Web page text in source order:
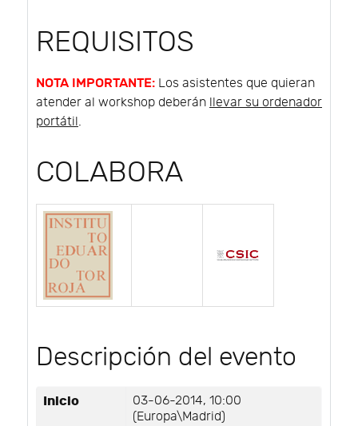
REQUISITOS
NOTA IMPORTANTE: Los asistentes que quieran
atender al workshop deberán llevar su ordenador
portátil.
COLABORA
Descripción del evento
Inicio
03-06-2014, 10:00
(Europa\Madrid)